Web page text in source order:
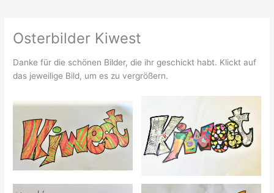
Osterbilder Kiwest
Danke für die schönen Bilder, die ihr geschickt habt. Klickt auf
das jeweilige Bild, um es zu vergrößern.